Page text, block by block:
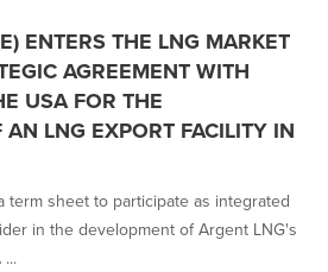
ENTERS THE LNG MARKET
AGREEMENT WITH
USA FOR THE
LNG EXPORT FACILITY IN
term sheet to participate as integrated
in the development of Argent LNG's